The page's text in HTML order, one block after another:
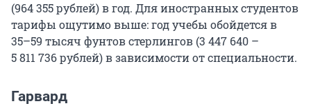
(964 355рублей) в год. Для иностранных студентов
тарифы ощутимо выше: год учебы обойдется в
35–59 тысяч фунтов стерлингов (3 447 640 –
5 811 736рублей) в зависимости от специальности.
Гарвард